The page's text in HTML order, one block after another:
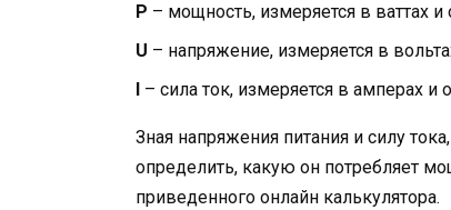
P – мощность, измеряется в ваттах и
U – напряжение, измеряется в
– сила ток, измеряется в амперах и
Зная напряжения питания и силу
определить, какую он потребляет
приведенного онлайн калькулятора.